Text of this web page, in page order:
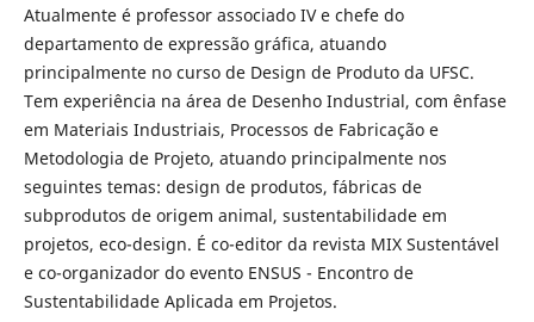
Atualmente é professor associado IV e chefe do
departamento de expressão gráfica, atuando
principalmente no curso de Design de Produto da UFSC.
Tem experiência na área de Desenho Industrial, com ênfase
em Materiais Industriais, Processos de Fabricação e
Metodologia de Projeto, atuando principalmente nos
seguintes temas: design de produtos, fábricas de
subprodutos de origem animal, sustentabilidade em
projetos, eco-design. É co-editor da revista MIX Sustentável
e co-organizador do evento ENSUS - Encontro de
Sustentabilidade Aplicada em Projetos.